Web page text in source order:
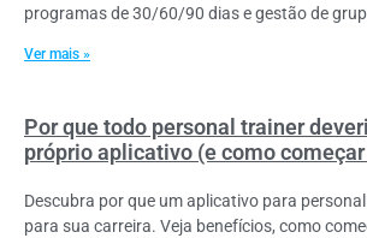
programas de 30/60/90 dias e gestão de
Ver mais »
Por que todo personal trainer
próprio aplicativo (e como
Descubra por que um aplicativo para personal
para sua carreira. Veja benefícios, como